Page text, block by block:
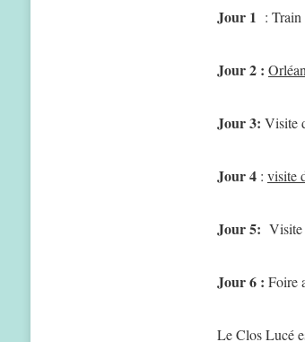
Jour 1 : Train
Jour 2 :
Jour 3: Visite
Jour 4: visite
Jour 5: Visite
Jour 6 : Foire
Le Clos Lucé